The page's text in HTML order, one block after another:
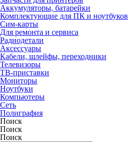
Аккумуляторы, батарейки
Комплектующие для ПК и ноутбуков
Сим-карты
Для ремонта и сервиса
Радиодетали
Аксессуары
Кабели, шлейфы, переходники
Телевизоры
ТВ-приставки
Мониторы
Ноутбуки
Компьютеры
Сеть
Полиграфия
Поиск
Поиск
Поиск